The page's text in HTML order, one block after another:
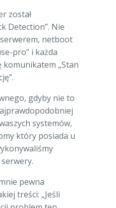
został
Detection”. Nie
netboot
pro” i każda
komunikatem „Stan
gdyby nie to
systemów,
który posiada u
pewna
treści: „Jeśli